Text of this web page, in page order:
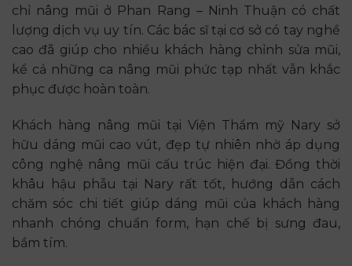
chỉ nâng mũi ở Phan Rang – Ninh Thuận có chất
lượng dịch vụ uy tín. Các bác sĩ tại cơ sở có tay nghề
cao đã giúp cho nhiều khách hàng chỉnh sửa mũi,
kể cả những ca nâng mũi phức tạp nhất vẫn khắc
phục được hoàn toàn.
Khách hàng nâng mũi tại Viện Thẩm mỹ Nary sở
hữu dáng mũi cao vút, đẹp tự nhiên nhờ áp dụng
công nghệ nâng mũi cấu trúc hiện đại. Đồng thời
khâu hậu phẫu tại Nary rất tốt, hướng dẫn cách
chăm sóc chi tiết giúp dáng mũi của khách hàng
nhanh chóng chuẩn form, hạn chế bị sưng đau,
bầm tím.